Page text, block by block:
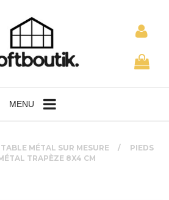
MENU
TABLE MÉTAL SUR MESURE
PIEDS
TRAPÈZE 8X4 CM